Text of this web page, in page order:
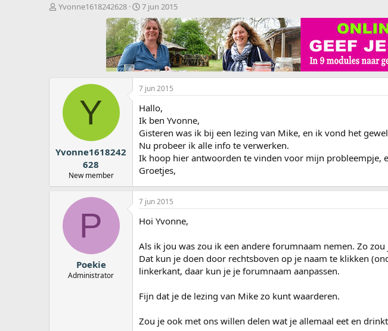
O
e
Yvonne1618242628
S
t
a
r
t
d
a
t
u
7 jun 2015
Y
Yvonne1618242
628
New member
7 jun 2015
Hallo,
Ik ben Yvonne,
Gisteren was ik bij een lezing van Mike, en ik vond het
Nu probeer ik alle info te verwerken.
Ik hoop hier antwoorden te vinden voor mijn probleempje,
Groetjes,
P
Poekie
Administrator
7 jun 2015
Hoi Yvonne,
Als ik jou was zou ik een andere forumnaam nemen. Zo
Dat kun je doen door rechtsboven op je naam te klikken
linkerkant, daar kun je je forumnaam aanpassen.
Fijn dat je de lezing van Mike zo kunt waarderen.
Zou je ook met ons willen delen wat je allemaal eet en